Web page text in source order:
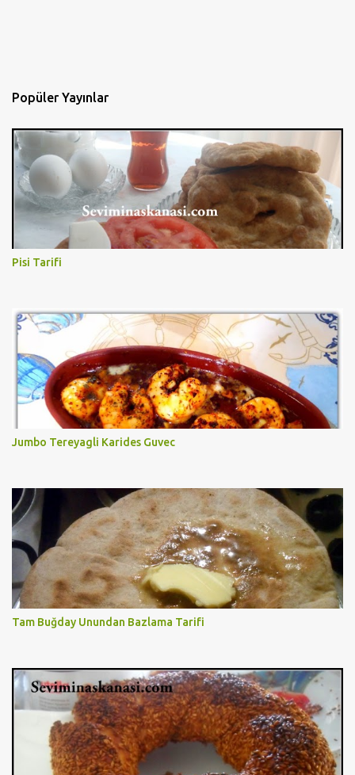
Popüler Yayınlar
Pisi Tarifi
Jumbo Tereyagli Karides Guvec
Tam Buğday Unundan Bazlama Tarifi